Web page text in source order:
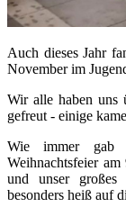
Auch dieses Jahr
November im
Wir alle haben uns
gefreut - einige
Wie immer gab
Weihnachtsfeier
und unser großes
besonders heiß auf